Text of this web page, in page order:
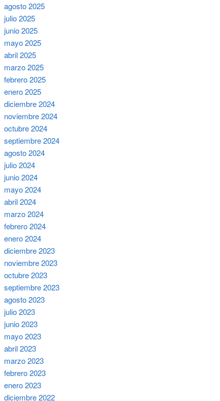
agosto 2025
julio 2025
junio 2025
mayo 2025
abril 2025
marzo 2025
febrero 2025
enero 2025
diciembre 2024
noviembre 2024
octubre 2024
septiembre 2024
agosto 2024
julio 2024
junio 2024
mayo 2024
abril 2024
marzo 2024
febrero 2024
enero 2024
diciembre 2023
noviembre 2023
octubre 2023
septiembre 2023
agosto 2023
julio 2023
junio 2023
mayo 2023
abril 2023
marzo 2023
febrero 2023
enero 2023
diciembre 2022